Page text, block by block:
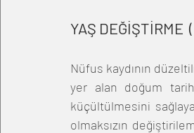
YAŞ DEĞİŞTİRME
Nüfus kaydının
yer alan doğum
küçültülmesini
olmaksızın